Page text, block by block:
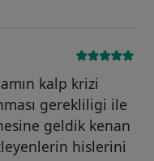
kalp krizi
gerekliligi ile
geldik kenan
hislerini